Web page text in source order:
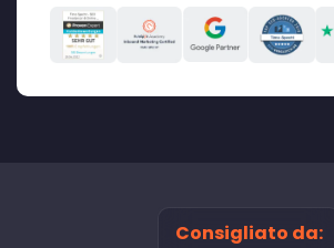
Consigliato da: